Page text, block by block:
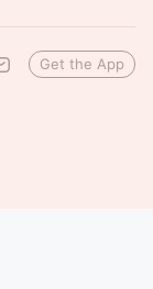
Get the App